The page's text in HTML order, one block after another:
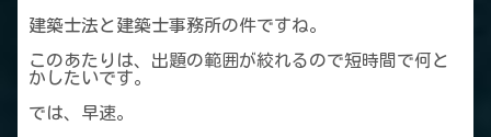
建築士法と建築士事務所の件ですね。
このあたりは、出題の範囲が絞れるので短時間で何と
かしたいです。
では、早速。